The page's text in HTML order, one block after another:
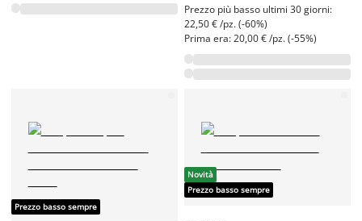
Prezzo più basso ultimi 30 giorni:
22,50 € /pz. (-60%)
Prima era: 20,00 € /pz. (-55%)
Prezzo basso sempre
Novità
Prezzo basso sempre